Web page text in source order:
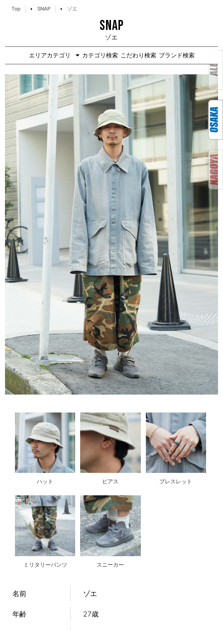
Top SNAP ゾエ
SNAP
ゾエ
エリアカテゴリ カテゴリ検索 こだわり検索 ブランド検索
ハット ピアス ブレスレット
ミリタリーパンツ スニーカー
名前 ゾエ
年齢 27歳